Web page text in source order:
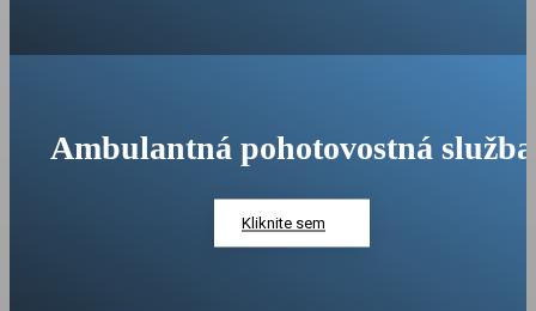
Ambulantná pohotovostná služba
Kliknite sem